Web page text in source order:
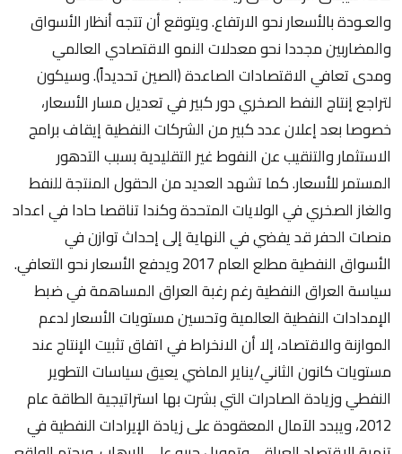
والعـودة بالأسعار نحو الارتفاع. ويتوقع أن تتجه أنظار الأسواق
والمضاربين مجددا نحو معدلات النمو الاقتصادي العالمي
ومدى تعافي الاقتصادات الصاعدة (الصين تحديداً). وسيكون
لتراجع إنتاج النفط الصخري دور كبير في تعديل مسار الأسعار،
خصوصا بعد إعلان عدد كبير من الشركات النفطية إيقاف برامج
الاستثمار والتنقيب عن النفوط غير التقليدية بسبب التدهور
المستمر للأسعار. كما تشهد العديد من الحقول المنتجة للنفط
والغاز الصخري في الولايات المتحدة وكندا تناقصا حادا في اعداد
منصات الحفر قد يفضي في النهاية إلى إحداث توازن في
الأسواق النفطية مطلع العام 2017 ويدفع الأسعار نحو التعافي.
سياسة العراق النفطية رغم رغبة العراق المساهمة في ضبط
الإمدادات النفطية العالمية وتحسين مستويات الأسعار لدعم
الموازنة والاقتصاد، إلا أن الانخراط في اتفاق تثبيت الإنتاج عند
مستويات كانون الثاني/يناير الماضي يعيق سياسات التطوير
النفطي وزيادة الصادرات التي بشرت بها استراتيجية الطاقة عام
2012، ويبدد الآمال المعقودة على زيادة الإيرادات النفطية في